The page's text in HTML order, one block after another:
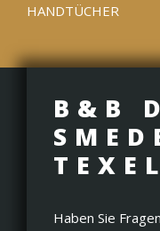
HANDTÜCHER
B&B
TEXEL
Haben Sie